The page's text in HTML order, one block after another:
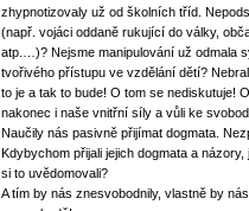
zhypnotizovaly už od školních tříd.
(např. vojáci oddaně rukující do války,
atp.…)? Nejsme manipulování už odmala
tvořivého přístupu ve vzdělání dětí?
to je a tak to bude! O tom se nediskutuje!
nakonec i naše vnitřní síly a vůli ke
Naučily nás pasivně přijímat dogmata.
Kdybychom přijali jejich dogmata a
si to uvědomovali?
A tím by nás znesvobodnily, vlastně by